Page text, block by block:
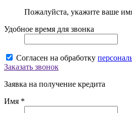
Пожалуйста, укажите ваше
Удобное время для звонка
Согласен на обработку
Заказать звонок
Заявка на получение кредита
Имя *